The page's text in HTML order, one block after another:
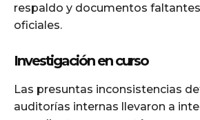
respaldo y documentos
oficiales.
Investigación en curso
Las presuntas inconsistencias
auditorías internas llevaron a